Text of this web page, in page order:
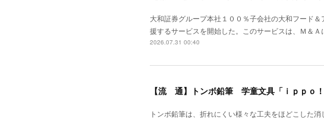
大和証券グループ本社１００％子会社の大和フード
援するサービスを開始した。このサービスは、Ｍ＆
2026.07.31 00:40
【流 通】トンボ鉛筆 学童文具「ｉｐｐｏ
トンボ鉛筆は、折れにくい様々な工夫をほどこした